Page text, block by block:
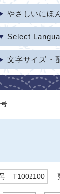
やさしいにほ
Select
文字サイズ・
T1002100